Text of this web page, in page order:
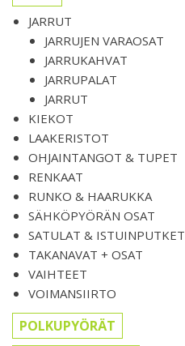
JARRUT
JARRUJEN VARAOSAT
JARRUKAHVAT
JARRUPALAT
JARRUT
KIEKOT
LAAKERISTOT
OHJAINTANGOT & TUPET
RENKAAT
RUNKO & HAARUKKA
SÄHKÖPYÖRÄN OSAT
SATULAT & ISTUINPUTKET
TAKANAVAT + OSAT
VAIHTEET
VOIMANSIIRTO
POLKUPYÖRÄT